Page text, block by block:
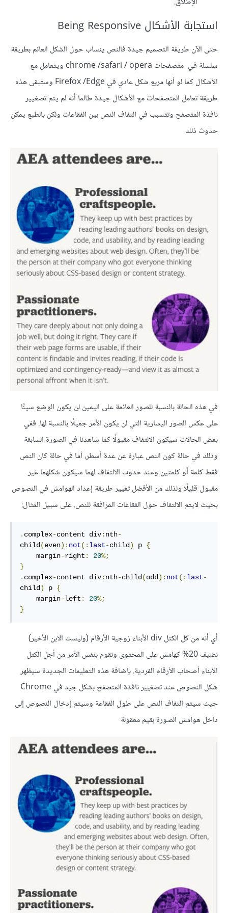
استجابة الأشكال Being Responsive
حتى الآن طريقة التصميم جيدة فالنص ينساب حول الشكل العائم بطريقة
سلسلة في متصفحات chrome /safari / opera ويتعامل مع
الأشكال كما لو أنها مربع شكل عادي في Firefox /Edge وستبقى هذه
طريقة تعامل المتصفحات مع الأشكال جيدة طالما أنه لم يتم تصغيير
نافذة المتصفح وتتسبب في التفاف النص بين الفقاعات ولكن بالطبع يمكن
حدوث ذلك
في هذه الحالة بالنسبة للصور العائمة على اليمين لن يكون الوضع سيئًا
على عكس الصور اليسارية التي لن يكون الأمر جميلًا بالنسبة لها. ففي
بعض الحالات سيكون الالتفاف مقبولًا كما شاهدنا في الصورة السابقة
وذلك في حالة كون النص عبارة عن عدة أسطر، أما في حالة كان النص
فقط كلمة أو كلمتين وعند حدوث الالتفاف لهما سيكون شكلهما غير
مقبول قليلًا ولذلك من الأفضل تغيير طريقة إعداد الهوامش في النصوص
بحيث لايتم الالتفاف حول الفقاعات المرافقة للنص. على سبيل المثال:
. complex-content div: nth-
child(even): not(: last-child) p {
    margin
-right : 20%;
}
. complex-content div: nth-child(odd): not(: last-
child) p {
    margin
-left : 20%;
}
أي أنه من كل الكتل div الأبناء زوجية الأرقام (وليست الابن الأخير)
نضيف 20% كهامش على المحتوى ونقوم بنفس الأمر من أجل الكتل
الأبناء أصحاب الأرقام الفردية. بإضافة هذه التعليمات الجديدة سيظهر
شكل النصوص عند تصغيير نافذة المتصفح بشكل جيد في Chrome
حيث سيتم التفاف النص على طول الفقاعة وسيتم إدخال النصوص إلى
داخل هوامش الصورة بقيم معقولة